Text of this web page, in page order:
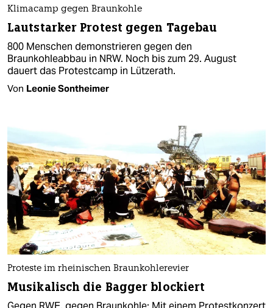
Klimacamp gegen Braunkohle
Lautstarker Protest gegen Tagebau
800 Menschen demonstrieren gegen den
Braunkohleabbau in NRW. Noch bis zum 29. August
dauert das Protestcamp in Lützerath.
Von Leonie Sontheimer
Proteste im rheinischen Braunkohlerevier
Musikalisch die Bagger blockiert